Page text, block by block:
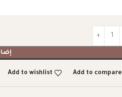
Add to compare
Add to wishlist